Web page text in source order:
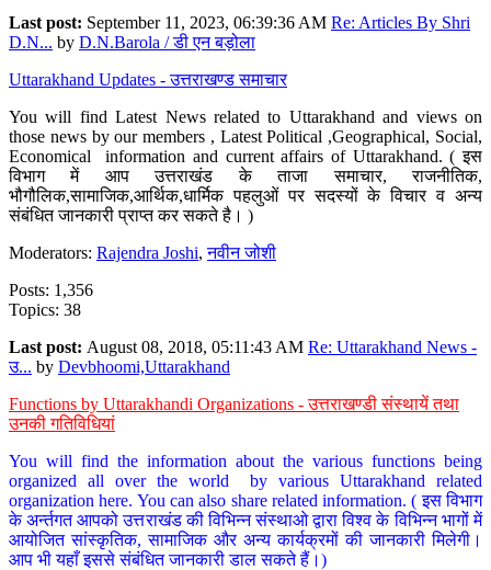
Last post: September 11, 2023, 06:39:36 AM Re: Articles By Shri
D.N... by D.N.Barola / डी एन बड़ोला
Uttarakhand Updates - उत्तराखण्ड समाचार
You will find Latest News related to Uttarakhand and views on
those news by our members , Latest Political ,Geographical, Social,
Economical information and current affairs of Uttarakhand. ( इस
विभाग में आप उत्तराखंड के ताजा समाचार, राजनीतिक,
भौगौलिक,सामाजिक,आर्थिक,धार्मिक पहलुओं पर सदस्यों के विचार व अन्य
संबंधित जानकारी प्राप्त कर सकते है। )
Moderators: Rajendra Joshi,नवीन जोशी
Posts: 1,356
Topics: 38
Last post: August 08, 2018, 05:11:43 AM Re: Uttarakhand News -
उ... by Devbhoomi,Uttarakhand
Functions by Uttarakhandi Organizations - उत्तराखण्डी संस्थायें तथा
उनकी गतिविधियां
You will find the information about the various functions being
organized all over the world by various Uttarakhand related
organization here. You can also share related information. ( इस विभाग
के अर्न्तगत आपको उत्तराखंड की विभिन्न संस्थाओ द्वारा विश्व के विभिन्न भागों में
आयोजित सांस्कृतिक, सामाजिक और अन्य कार्यक्रमों की जानकारी मिलेगी।
आप भी यहाँ इससे संबंधित जानकारी डाल सकते हैं।)